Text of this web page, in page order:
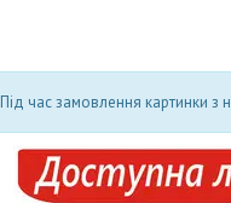
Під час замовлення картинки з